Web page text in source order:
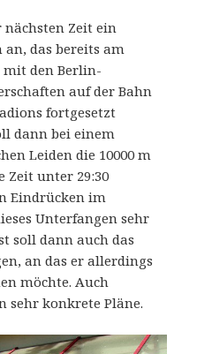
nächsten Zeit ein
das bereits am
mit den Berlin-
auf der Bahn
fortgesetzt
dann bei einem
Leiden die 10000 m
Zeit unter 29:30
Eindrücken im
Unterfangen sehr
soll dann auch das
an das er allerdings
möchte. Auch
sehr konkrete Pläne.